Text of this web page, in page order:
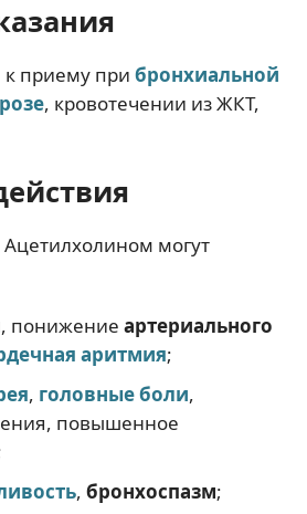
к приему при бронхиальной
, кровотечении из ЖКТ,
могут
, понижение артериального
аритмия;
, головные боли,
повышенное
, бронхоспазм;